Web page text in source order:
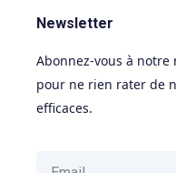
Newsletter
Abonnez-vous à
pour ne rien rater de
efficaces.